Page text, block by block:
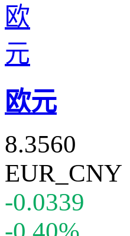
欧元
8.3560
EUR_CNY
-0.0339